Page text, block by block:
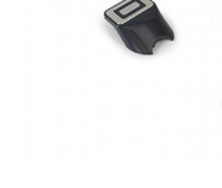
Frangipani
Gestionarea durerii